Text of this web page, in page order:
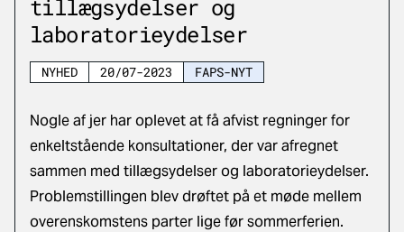
tillægsydelser og
laboratorieydelser
NYHED 20/07-2023 FAPS-NYT
Nogle af jer har oplevet at få afvist regninger for
enkeltstående konsultationer, der var afregnet
sammen med tillægsydelser og laboratorieydelser.
Problemstillingen blev drøftet på et møde mellem
overenskomstens parter lige før sommerferien.